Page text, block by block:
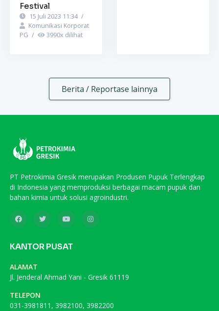
Festival
15 Juli 2023 11:34 /
Komunikasi Korporat
PG / 3990x dilihat
Berita / Reportase lainnya
PT Petrokimia Gresik merupakan Produsen Pupuk Terlengkap
di Indonesia yang memproduksi berbagai macam pupuk dan
bahan kimia untuk solusi agroindustri.
KANTOR PUSAT
ALAMAT
Jl. Jenderal Ahmad Yani - Gresik 61119
TELEPON
031-3981811, 3982100, 3982200